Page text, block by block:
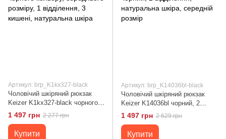
Артикул: brp_K1kx327-black
Чоловічий шкіряний рюкзак
Keizer K1kx327-black чорного
кольору, середнього розміру, 1
відділення, 3 кишені,
натуральна шкіра
1 497 грн 2 277 грн
Купити
Артикул: brp_K14036bl-black
Чоловічий шкіряний рюкзак
Keizer K14036bl чорний, 2
відділення, натуральна шкіра,
середній розмір
1 497 грн 2 629 грн
Купити